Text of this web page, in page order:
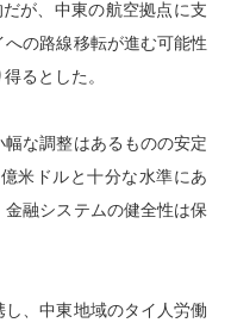
が、中東の航空拠点に支
の路線移転が進む可能性
るとした。
な調整はあるものの安定
米ドルと十分な水準にあ
融システムの健全性は保
、中東地域のタイ人労働